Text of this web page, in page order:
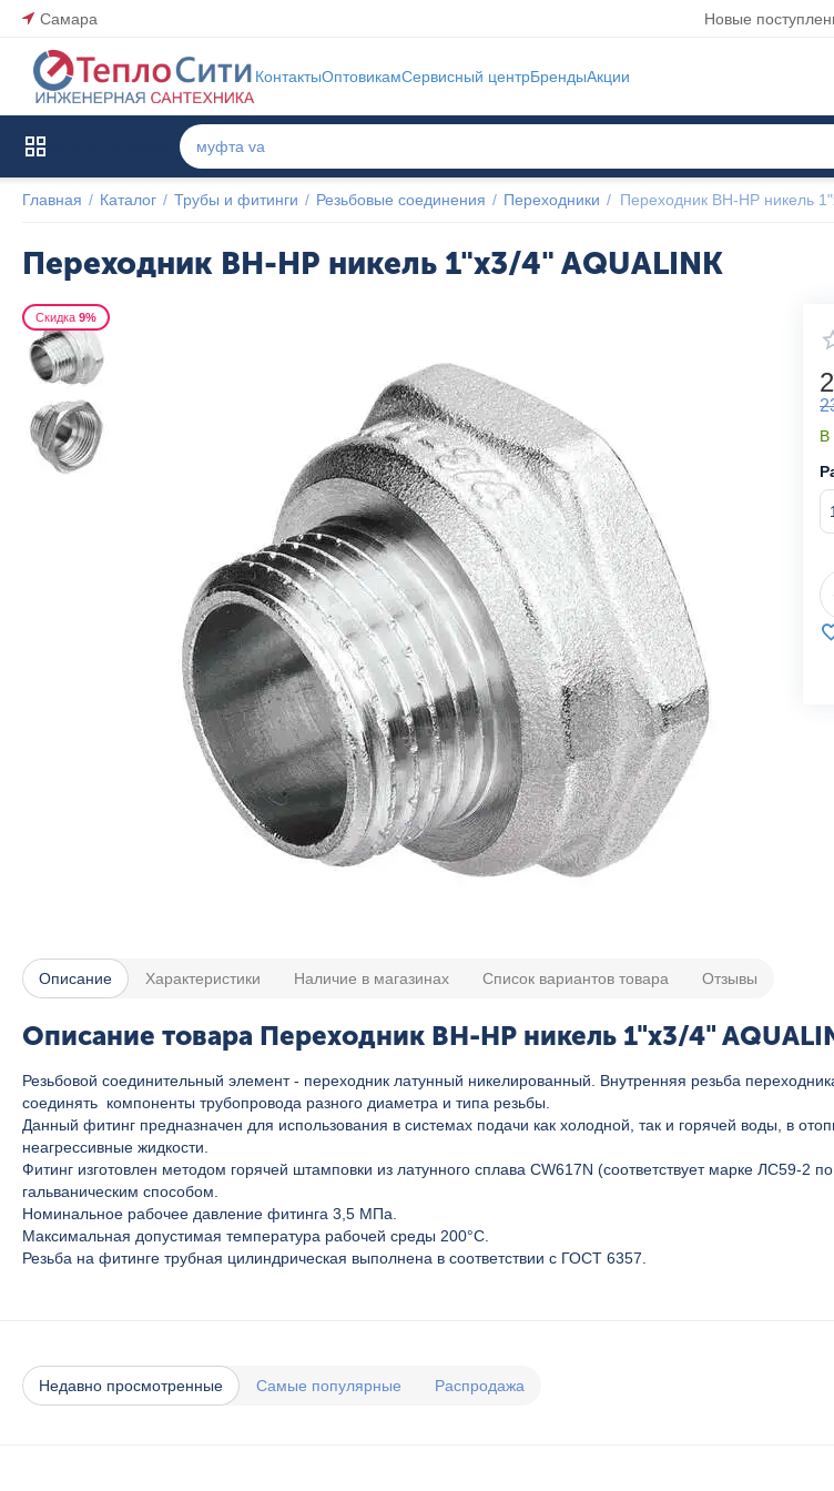
Самара Новые
КонтактыОптовикамСервисный центрБрендыАкции
Главная / Каталог / Трубы и фитинги / Резьбовые соединения / Переходники / Переходник ВН-НР никель
Переходник ВН-НР никель 1"x3/4" AQUALINK
Скидка 9%
В
Описание Характеристики Наличие в магазинах Список вариантов товара Отзывы
Описание товара Переходник ВН-НР никель 1"x3/4"
Резьбовой соединительный элемент - переходник латунный никелированный. Внутренняя резьба
соединять компоненты трубопровода разного диаметра и типа резьбы.
Данный фитинг предназначен для использования в системах подачи как холодной, так и горячей воды, в
неагрессивные жидкости.
Фитинг изготовлен методом горячей штамповки из латунного сплава CW617N (соответствует марке ЛС59-
гальваническим способом.
Номинальное рабочее давление фитинга 3,5 МПа.
Максимальная допустимая температура рабочей среды 200°C.
Резьба на фитинге трубная цилиндрическая выполнена в соответствии с ГОСТ 6357.
Недавно просмотренные Самые популярные Распродажа